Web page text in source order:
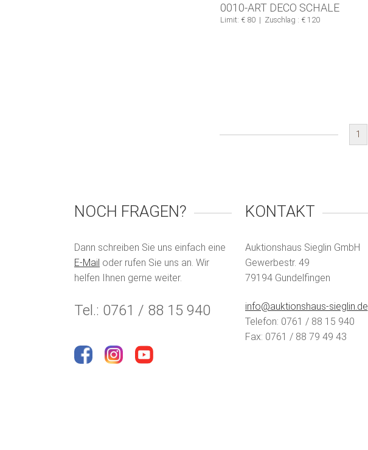
0010-ART DECO SCHALE
Limit: € 80 | Zuschlag : € 120
1
NOCH FRAGEN?
Dann schreiben Sie uns einfach eine
E-Mail oder rufen Sie uns an. Wir
helfen Ihnen gerne weiter.
Tel.: 0761 / 88 15 940
KONTAKT
Auktionshaus Sieglin GmbH
Gewerbestr. 49
79194 Gundelfingen
info@auktionshaus-sieglin.de
Telefon: 0761 / 88 15 940
Fax: 0761 / 88 79 49 43